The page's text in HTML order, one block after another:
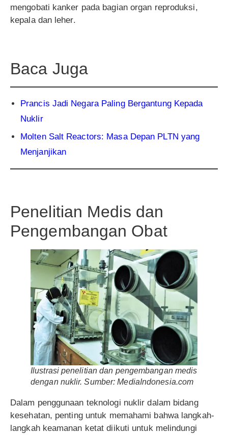
mengobati kanker pada bagian organ reproduksi,
kepala dan leher.
Baca Juga
Prancis Jadi Negara Paling Bergantung Kepada
Nuklir
Molten Salt Reactors: Masa Depan PLTN yang
Menjanjikan
Penelitian Medis dan
Pengembangan Obat
Ilustrasi penelitian dan pengembangan medis
dengan nuklir. Sumber: MediaIndonesia.com
Dalam penggunaan teknologi nuklir dalam bidang
kesehatan, penting untuk memahami bahwa langkah-
langkah keamanan ketat diikuti untuk melindungi